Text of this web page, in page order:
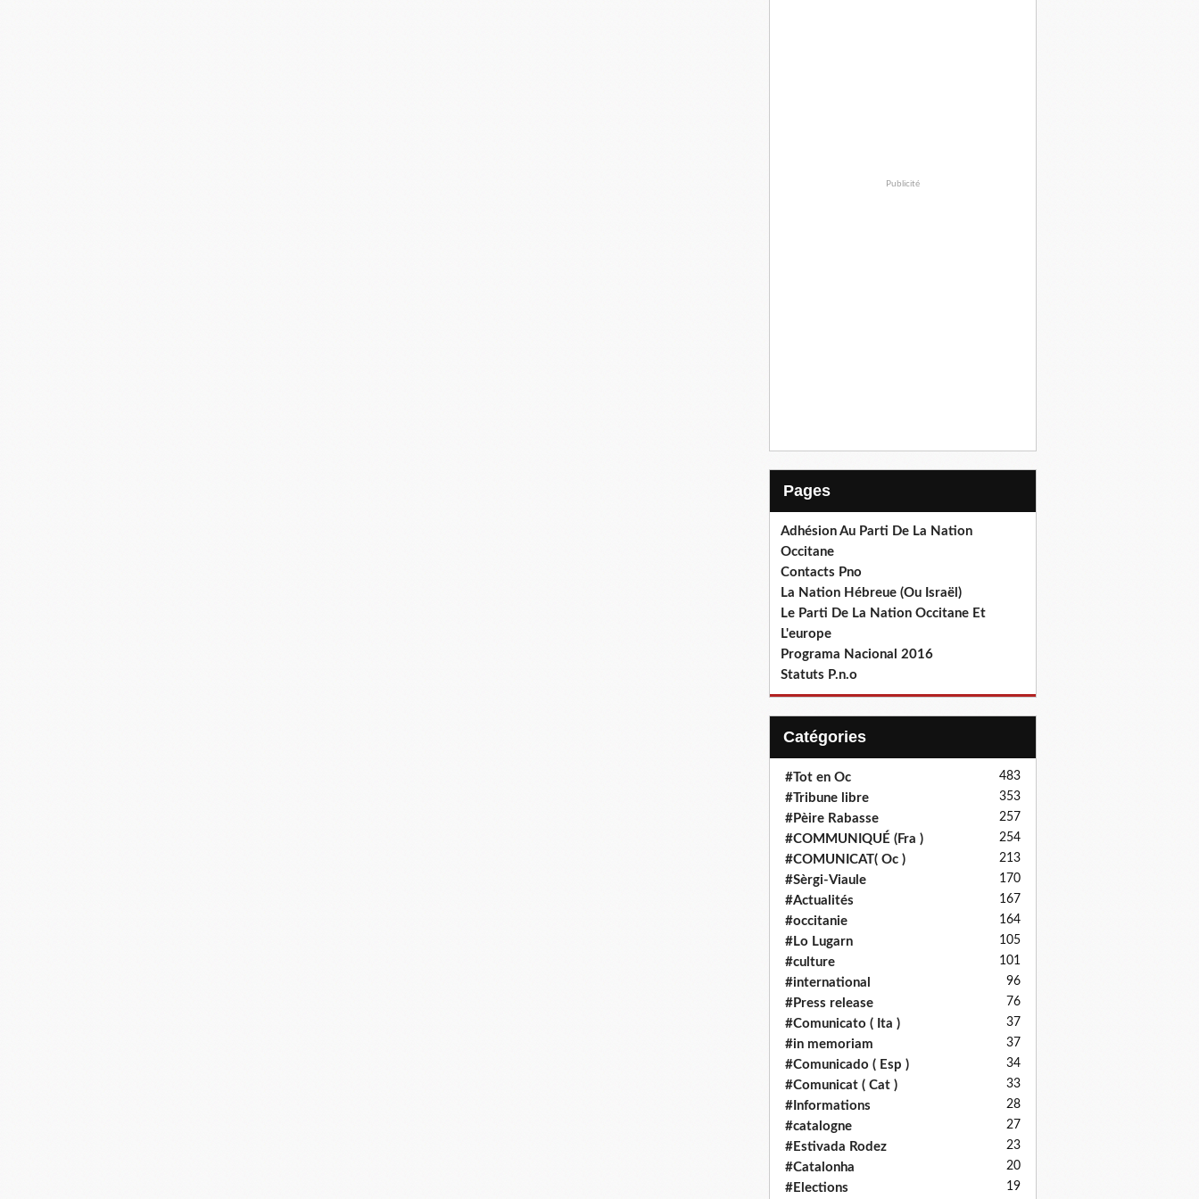
Publicité
Pages
Adhésion Au Parti De La Nation
Occitane
Contacts Pno
La Nation Hébreue (Ou Israël)
Le Parti De La Nation Occitane Et
L'europe
Programa Nacional 2016
Statuts P.n.o
Catégories
#Tot en Oc 483
#Tribune libre 353
#Pèire Rabasse 257
#COMMUNIQUÉ (Fra ) 254
#COMUNICAT( Oc ) 213
#Sèrgi-Viaule 170
#Actualités 167
#occitanie 164
#Lo Lugarn 105
#culture 101
#international 96
#Press release 76
#Comunicato ( Ita ) 37
#in memoriam 37
#Comunicado ( Esp ) 34
#Comunicat ( Cat ) 33
#Informations 28
#catalogne 27
#Estivada Rodez 23
#Catalonha 20
#Elections 19